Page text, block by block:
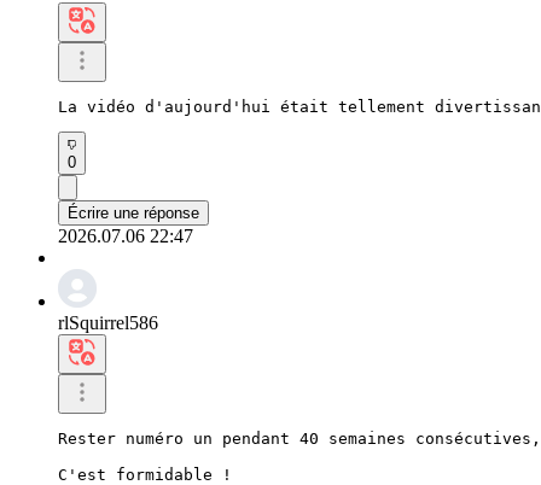
La vidéo d'aujourd'hui était tellement
0
Écrire une réponse
2026.07.06 22:47
rlSquirrel586
Rester numéro un pendant 40 semaines
C'est formidable !